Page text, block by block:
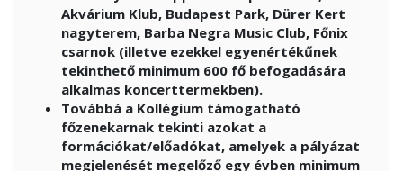
Akvárium Klub, Budapest Park, Dürer Kert
nagyterem, Barba Negra Music Club, Főnix
csarnok (illetve ezekkel egyenértékűnek
tekinthető minimum 600 fő befogadására
alkalmas koncerttermekben).
Továbbá a Kollégium támogatható
főzenekarnak tekinti azokat a
formációkat/előadókat, amelyek a pályázat
megjelenését megelőző egy évben minimum